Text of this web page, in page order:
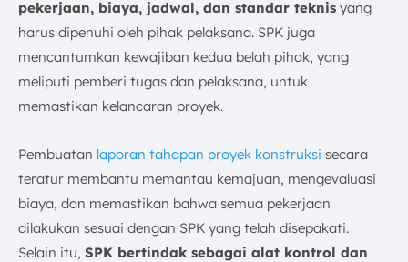
pekerjaan, biaya, jadwal, dan standar teknis yang
harus dipenuhi oleh pihak pelaksana. SPK juga
mencantumkan kewajiban kedua belah pihak, yang
meliputi pemberi tugas dan pelaksana, untuk
memastikan kelancaran proyek.
Pembuatan laporan tahapan proyek konstruksi secara
teratur membantu memantau kemajuan, mengevaluasi
biaya, dan memastikan bahwa semua pekerjaan
dilakukan sesuai dengan SPK yang telah disepakati.
Selain itu, SPK bertindak sebagai alat kontrol dan